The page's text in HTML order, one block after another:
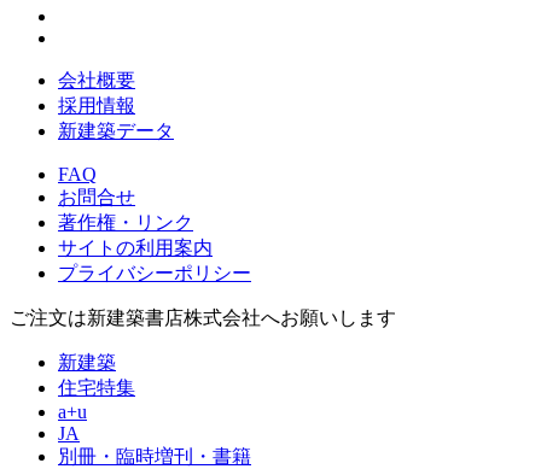
会社概要
採用情報
新建築データ
FAQ
お問合せ
著作権・リンク
サイトの利用案内
プライバシーポリシー
ご注文は新建築書店株式会社へお願いします
新建築
住宅特集
a+u
JA
別冊・臨時増刊・書籍